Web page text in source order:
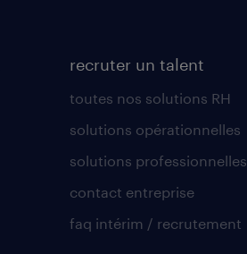
recruter un talent
toutes nos solutions RH
solutions opérationnelles
solutions professionnelles
contact entreprise
faq intérim / recrutement